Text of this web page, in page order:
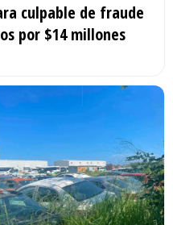
culpable de fraude
por $14 millones